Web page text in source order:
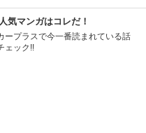
気マンガはコレだ！
ープラスで今一番読まれている話
ェック!!